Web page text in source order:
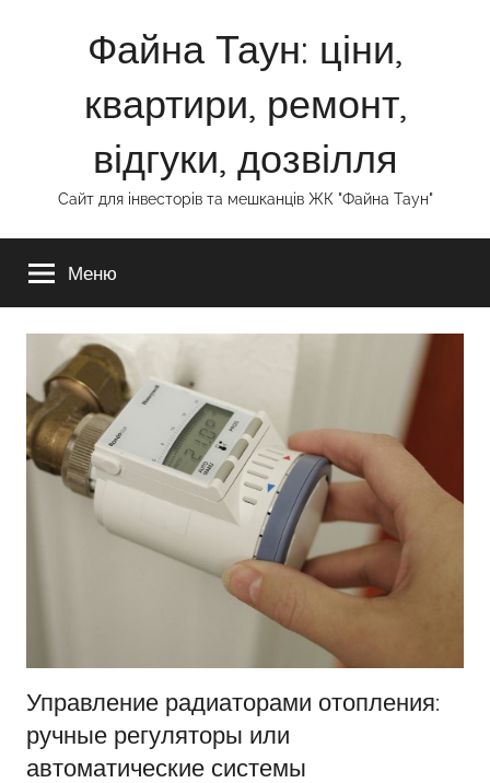
Файна Таун: ціни,
квартири, ремонт,
відгуки, дозвілля
Сайт для інвесторів та мешканців ЖК "Файна Таун"
Меню
Управление радиаторами отопления:
ручные регуляторы или
автоматические системы